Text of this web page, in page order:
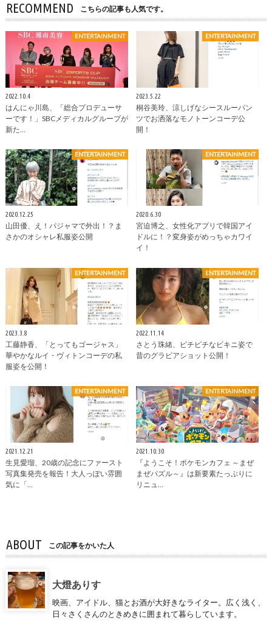
RECOMMEND こちらの記事も人気です。
ENTERTAINMENT
2022.10.4
はんにゃ川島、「総合プロデューサ
ーです！」SBCメディカルグループが
新た…
ENTERTAINMENT
2023.5.22
桐谷美玲、涼しげなシースルーパン
ツでお洒落なモノトーンコーデ公
開！
ENTERTAINMENT
2020.12.25
山田優、え！パジャマで外出！？ま
さかのオシャレ私服姿公開
ENTERTAINMENT
2020.6.30
宮迫博之、女性化アプリで韓国アイ
ドルに！？変身姿がめっちゃカワイ
イ！
ENTERTAINMENT
2023.3.8
工藤静香、「とってもゴージャス」
華やかなルイ・ヴィトンコーデの私
服姿を公開！
ENTERTAINMENT
2022.11.14
さとう珠緒、ピチピチなビキニ姿で
昔のグラビアショット公開！
ENTERTAINMENT
2021.12.21
生見愛瑠、20歳の記念にファースト
写真集発売を報告！大人っぽい雰囲
気に「…
ENTERTAINMENT
2021.10.30
『ようこそ！ポケモンカフェ ～まぜ
まぜパズル～』は新要素たっぷりに
リニュ…
ABOUT この記事をかいた人
大燈ありす
映画、アイドル、猫とお酒が大好きなライター。広く浅く、
日々さくさんのときめきに囲まれて暮らしています。